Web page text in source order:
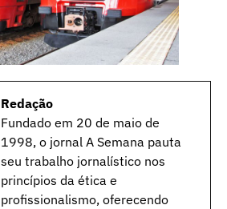
Redação
Fundado em 20 de maio de
1998, o jornal A Semana pauta
seu trabalho jornalístico nos
princípios da ética e
profissionalismo, oferecendo